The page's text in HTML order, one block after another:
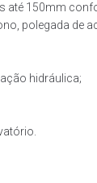
150mm
polegada de
hidráulica;